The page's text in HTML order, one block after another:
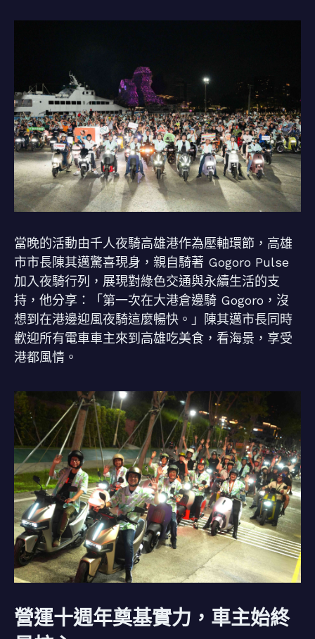
當晚的活動由千人夜騎高雄港作為壓軸環節，高雄
市市長陳其邁驚喜現身，親自騎著 Gogoro Pulse
加入夜騎行列，展現對綠色交通與永續生活的支
持，他分享：「第一次在大港倉邊騎 Gogoro，沒
想到在港邊迎風夜騎這麼暢快。」陳其邁市長同時
歡迎所有電車車主來到高雄吃美食，看海景，享受
港都風情。
營運十週年奠基實力，車主始終